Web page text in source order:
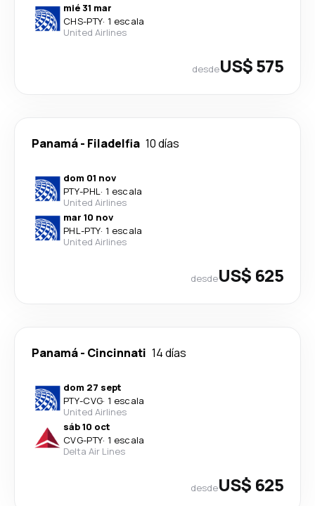
mié 31 mar
CHS-PTY· 1 escala
United Airlines
desdeUS$ 575
Panamá- Filadelfia 10 días
dom 01 nov
PTY-PHL· 1 escala
United Airlines
mar 10 nov
PHL-PTY· 1 escala
United Airlines
desdeUS$ 625
Panamá- Cincinnati 14 días
dom 27 sept
PTY-CVG· 1 escala
United Airlines
sáb 10 oct
CVG-PTY· 1 escala
Delta Air Lines
desdeUS$ 625